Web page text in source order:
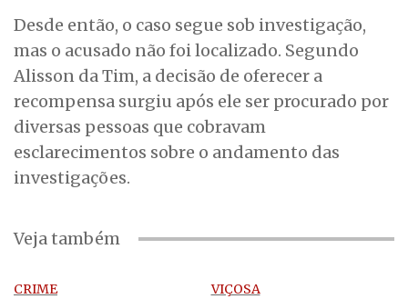
Desde então, o caso segue sob investigação,
mas o acusado não foi localizado. Segundo
Alisson da Tim, a decisão de oferecer a
recompensa surgiu após ele ser procurado por
diversas pessoas que cobravam
esclarecimentos sobre o andamento das
investigações.
Veja também
CRIME VIÇOSA